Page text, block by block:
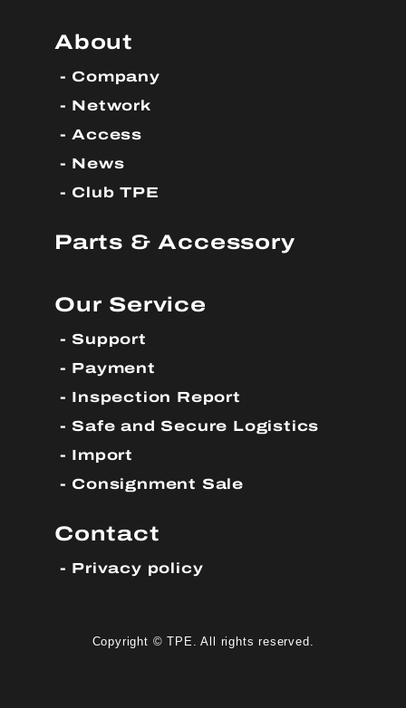
About
Company
Network
Access
News
Club TPE
Parts & Accessory
Our Service
Support
Payment
Inspection Report
Safe and Secure Logistics
Import
Consignment Sale
Contact
Privacy policy
Copyright © TPE. All rights reserved.